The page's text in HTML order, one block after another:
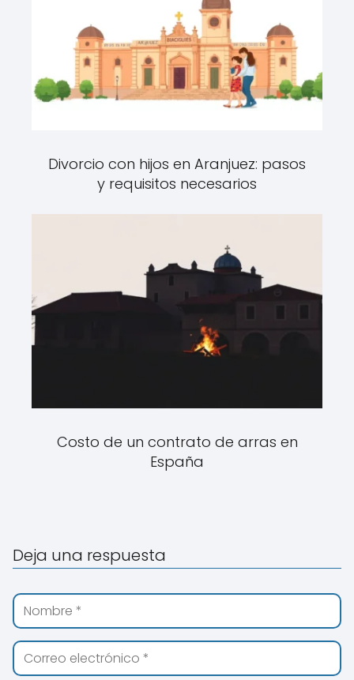
Divorcio con hijos en Aranjuez: pasos
y requisitos necesarios
Costo de un contrato de arras en
España
Deja una respuesta